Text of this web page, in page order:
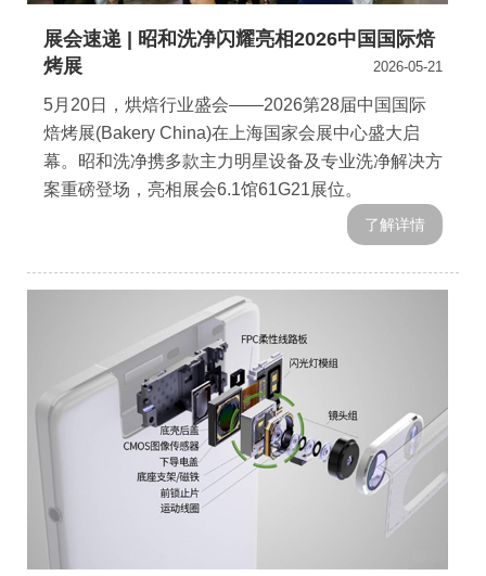
展会速递 | 昭和洗净闪耀亮相2026中国国际焙
烤展
2026-05-21
5月20日，烘焙行业盛会——2026第28届中国国际
焙烤展(Bakery China)在上海国家会展中心盛大启
幕。昭和洗净携多款主力明星设备及专业洗净解决方
案重磅登场，亮相展会6.1馆61G21展位。
了解详情